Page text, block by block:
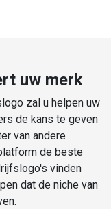
uw merk
zal u helpen uw
de kans te geven
van andere
de beste
vinden
dat de niche van